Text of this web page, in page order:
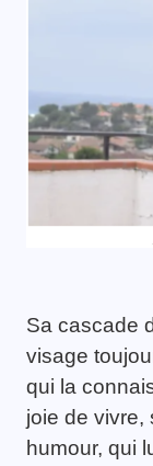
Sa cascade
visage
qui la
joie de vivre,
humour, qui